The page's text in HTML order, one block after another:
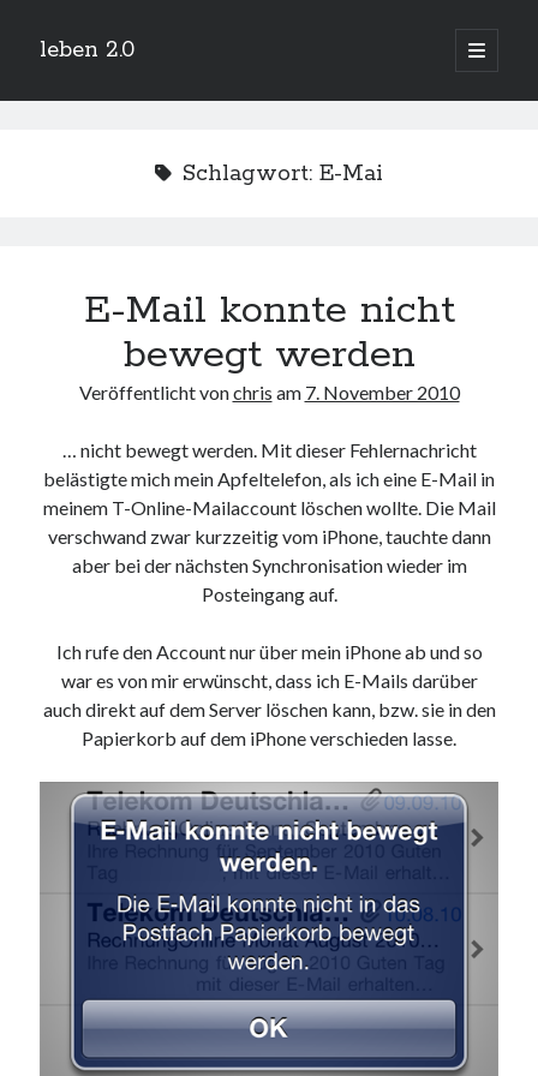
leben 2.0
öffnen
Sidebar
Arduino und BME 280
13. Januar 2019
Minecraft-Server
icinga critical/config: Error: Stack overflow while evaluating expression:
Recursion level too deep.
1. April 2018
Winterhüttentour 2018
Neueste Kommentare
Michael zu the wink of nintendo DS lite
chriszuVGN-P11Z auf SSD
zuVGN-P11Z auf SSD
MarlonzuVGN-P11Z auf SSD
Kategorien
Mikrocontroller
Schlagwort: E-Mai
E-Mail konnte nicht
bewegt werden
Veröffentlicht vonchris am 7. November 2010
… nicht bewegt werden. Mit dieser Fehlernachricht
belästigte mich mein Apfeltelefon, als ich eine E-Mail in
meinem T-Online-Mailaccount löschen wollte. Die Mail
verschwand zwar kurzzeitig vom iPhone, tauchte dann
aber bei der nächsten Synchronisation wieder im
Posteingang auf.
Ich rufe den Account nur über mein iPhone ab und so
war es von mir erwünscht, dass ich E-Mails darüber
auch direkt auf dem Server löschen kann, bzw. sie in den
Papierkorb auf dem iPhone verschieden lasse.